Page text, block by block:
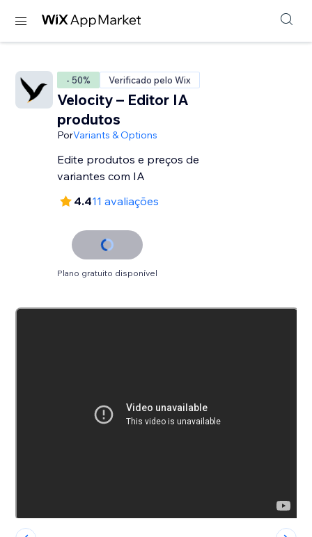
- 50% Verificado pelo Wix
Velocity – Editor IA
produtos
PorVariants & Options
Edite produtos e preços de
variantes com IA
4.411 avaliações
Plano gratuito disponível